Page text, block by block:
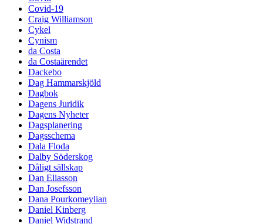
Covid-19
Craig Williamson
Cykel
Cynism
da Costa
da Costaärendet
Dackebo
Dag Hammarskjöld
Dagbok
Dagens Juridik
Dagens Nyheter
Dagsplanering
Dagsschema
Dala Floda
Dalby Söderskog
Dåligt sällskap
Dan Eliasson
Dan Josefsson
Dana Pourkomeylian
Daniel Kinberg
Daniel Widstrand